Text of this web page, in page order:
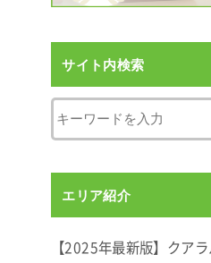
サイト内検索
エリア紹介
【2025年最新版】クア